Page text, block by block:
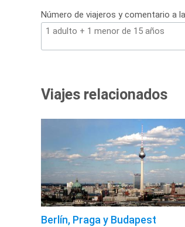
Número de viajeros y comentario a
Viajes relacionados
Berlín, Praga y Budapest